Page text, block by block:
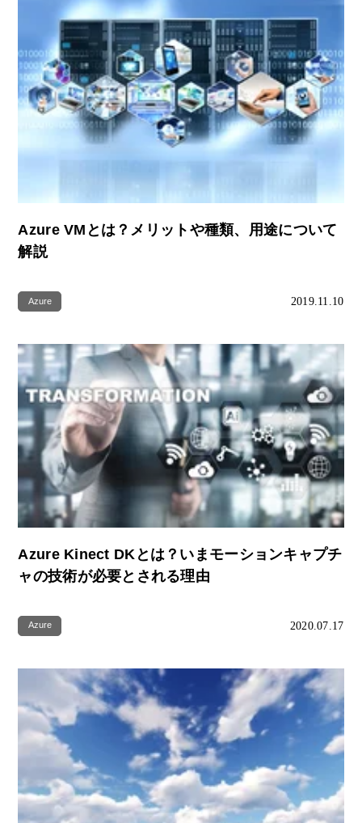
Azure VMとは？メリットや種類、用途について
解説
Azure 2019.11.10
Azure Kinect DKとは？いまモーションキャプチ
ャの技術が必要とされる理由
Azure 2020.07.17